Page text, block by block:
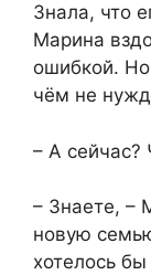
Знала, что
Марина
ошибкой.
чём не
– А сейчас?
– Знаете, –
новую
хотелось